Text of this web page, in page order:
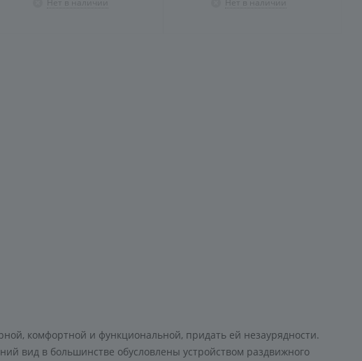
комфортной и функциональной, придать ей незаурядности.
вид в большинстве обусловлены устройством раздвижного